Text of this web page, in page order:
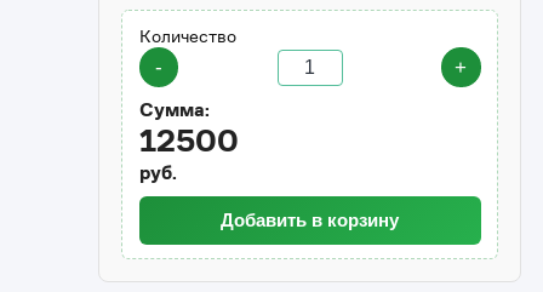
Количество
-
+
Сумма:
12500
руб.
Добавить в корзину